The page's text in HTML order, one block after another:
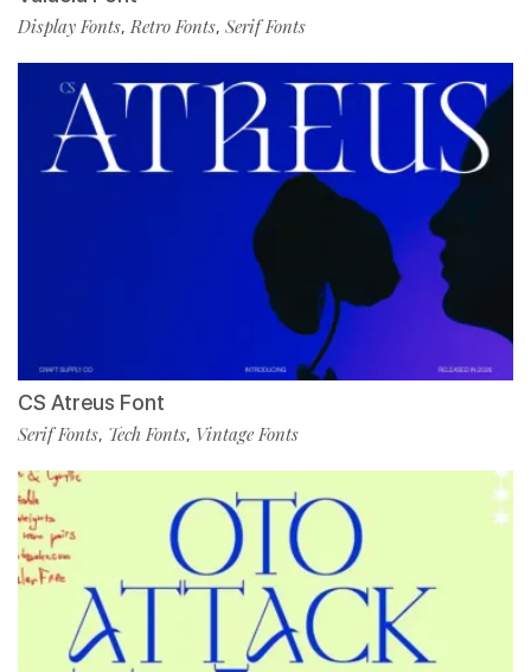
Display Fonts, Retro Fonts, Serif Fonts
CS Atreus Font
Serif Fonts, Tech Fonts, Vintage Fonts